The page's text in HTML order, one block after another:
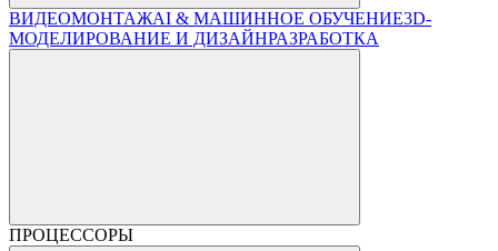
ВИДЕОМОНТАЖAI & МАШИННОЕ ОБУЧЕНИЕ3D-
МОДЕЛИРОВАНИЕ И ДИЗАЙНРАЗРАБОТКА
ПРОЦЕССОРЫ